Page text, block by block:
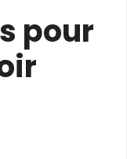
pour